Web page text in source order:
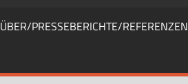
ÜBER/PRESSEBERICHTE/REFERENZEN